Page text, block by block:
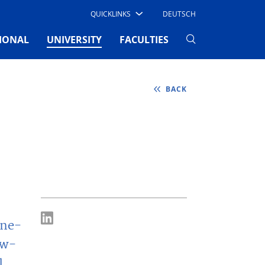
QUICKLINKS DEUTSCH
UNIVERSITY(CURRENT)
FACULTIES
BACK